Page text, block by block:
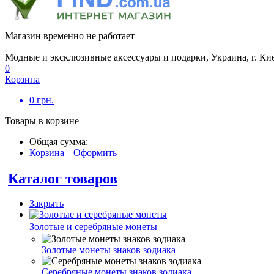
Магазин временно не работает
Модные и эксклюзивные аксессуары и подарки, Украина, г.
0
Корзина
0 грн.
Товары в корзине
Общая сумма:
Корзина | Оформить
Каталог товаров
Закрыть
Золотые и серебряные монеты
Золотые монеты знаков зодиака
Серебряные монеты знаков зодиака